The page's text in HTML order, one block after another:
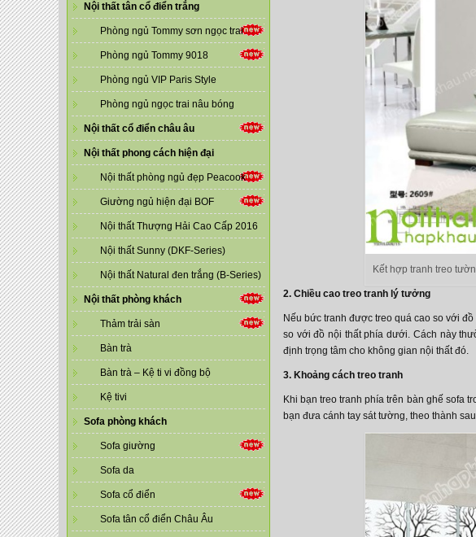
Nội thất tân cổ điển trắng
Phòng ngủ Tommy sơn ngọc trai
Phòng ngủ Tommy 9018
Phòng ngủ VIP Paris Style
Phòng ngủ ngọc trai nâu bóng
Nội thất cổ điển châu âu
Nội thất phong cách hiện đại
Nội thất phòng ngủ đẹp Peacook
Giường ngủ hiện đại BOF
Nội thất Thượng Hải Cao Cấp 2016
Nội thất Sunny (DKF-Series)
Nội thất Natural đen trắng (B-Series)
Nội thất phòng khách
Thảm trải sàn
Bàn trà
Bàn trà – Kệ ti vi đồng bộ
Kệ tivi
Sofa phòng khách
Sofa giường
Sofa da
Sofa cổ điển
Sofa tân cổ điển Châu Âu
Kết hợp tranh treo
2. Chiều cao treo tranh lý tưởng
Nếu bức tranh được treo quá cao so với
so với đồ nội thất phía dưới. Cách này
định trọng tâm cho không gian nội thất đó.
3. Khoảng cách treo tranh
Khi bạn treo tranh phía trên bàn ghế sofa
bạn đưa cánh tay sát tường, theo thành